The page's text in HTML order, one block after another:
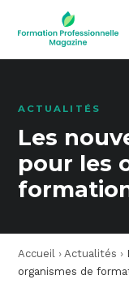
ACTUALITÉS
Les
pour les
Accueil › Actualités ›
organismes de